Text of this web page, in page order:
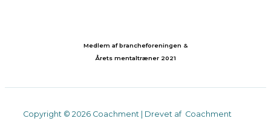
Medlem af brancheforeningen &
Årets mentaltræner 2021
Copyright © 2026 Coachment | Drevet af Coachment